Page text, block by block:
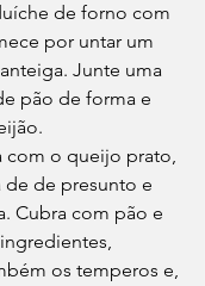
de forno com
por untar um
Junte uma
pão de forma e
com o queijo prato,
de de presunto e
Cubra com pão e
os temperos e,